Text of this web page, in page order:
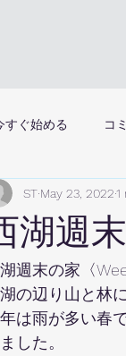
すぐ始める コ
湖週
ST May 23, 20221
週末の家〈
の辺り山と林
は雨が多い春
した。